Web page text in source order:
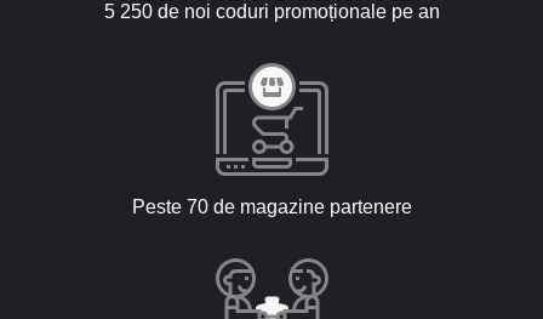
5 250 de noi coduri promoționale pe an
Peste 70 de magazine partenere